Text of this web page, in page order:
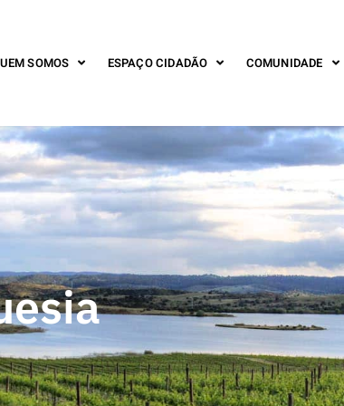
SOMOS ESPAÇO CIDADÃO COMUNIDADE